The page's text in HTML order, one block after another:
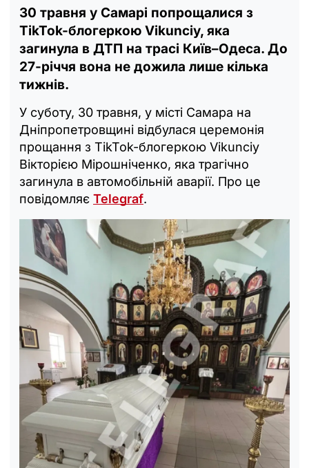
30 травня у Самарі попрощалися з
TikTok-блогеркою Vikunciy, яка
загинула в ДТП на трасі Київ–Одеса. До
27-річчя вона не дожила лише кілька
тижнів.
У суботу, 30 травня, у місті Самара на
Дніпропетровщині відбулася церемонія
прощання з TikTok-блогеркою Vikunciy
Вікторією Мірошніченко, яка трагічно
загинула в автомобільній аварії. Про це
повідомляє Telegraf.